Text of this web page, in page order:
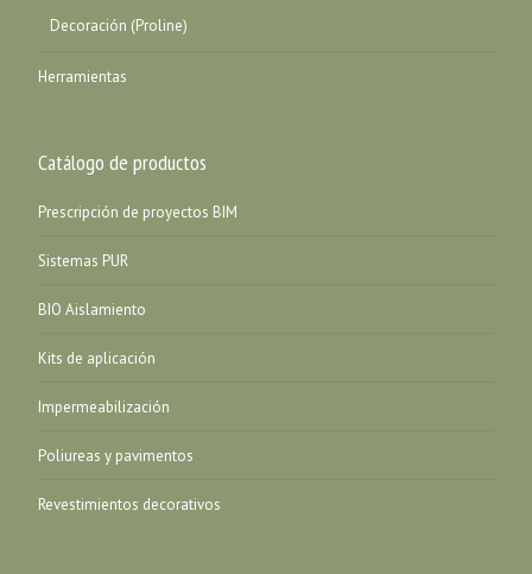
Decoración (Proline)
Herramientas
Catálogo de productos
Prescripción de proyectos BIM
Sistemas PUR
BIO Aislamiento
Kits de aplicación
Impermeabilización
Poliureas y pavimentos
Revestimientos decorativos